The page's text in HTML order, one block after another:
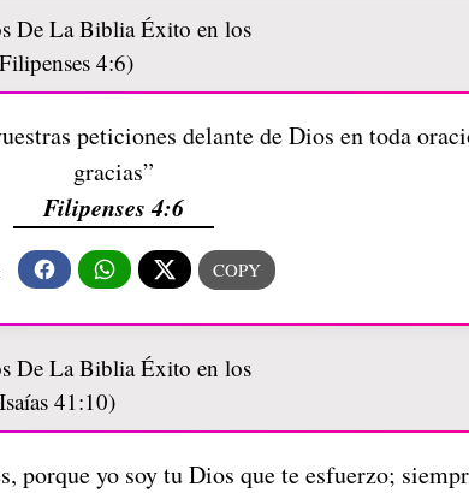
peticiones delante de Dios en toda
gracias”
Filipenses 4:6
porque yo soy tu Dios que te esfuerzo;